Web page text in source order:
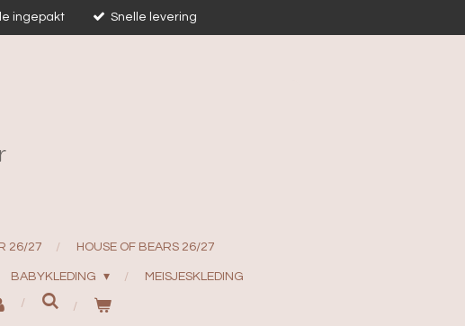
ingepakt Snelle levering
26/27 HOUSE OF BEARS 26/27
BABYKLEDING MEISJESKLEDING